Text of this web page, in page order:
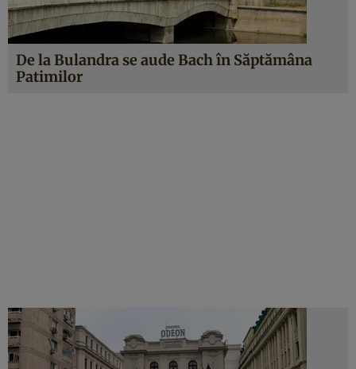
De la Bulandra se aude Bach în Săptămâna
Patimilor